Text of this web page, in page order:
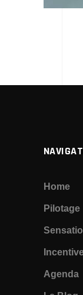
Home
Pilotage
Agenda